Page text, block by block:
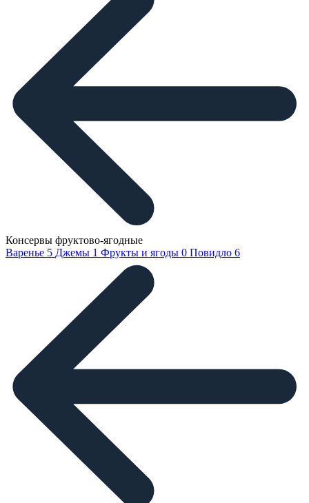
Консервы фруктово-ягодные
Варенье 5 Джемы 1 Фрукты и ягоды 0 Повидло 6